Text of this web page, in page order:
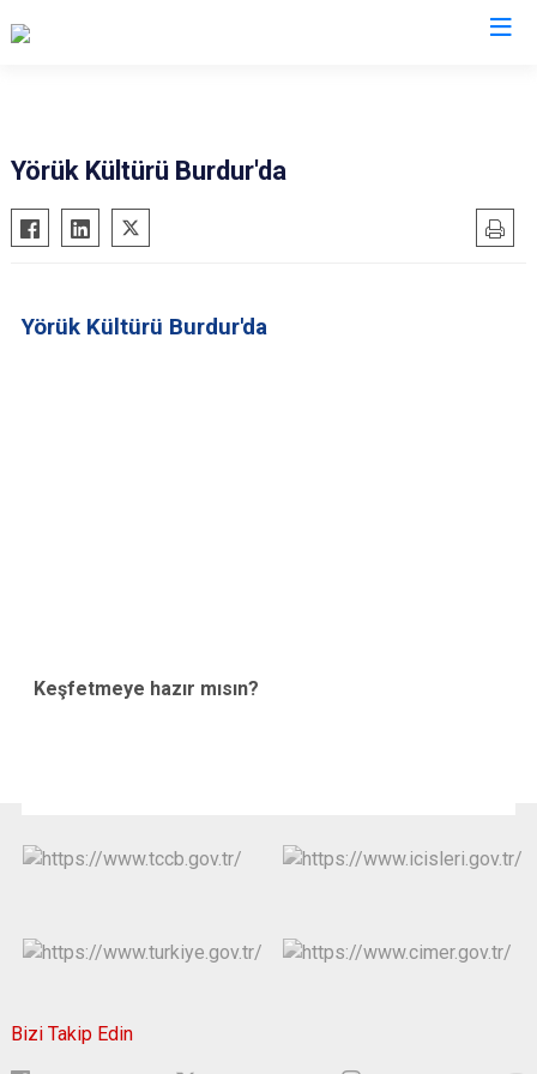
Yörük Kültürü Burdur'da
Yörük Kültürü Burdur'da
Keşfetmeye hazır mısın?
Bizi Takip Edin